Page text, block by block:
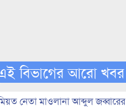
বিভাগের আরো খবর
নেতা মাওলানা আব্দুল জব্বারের